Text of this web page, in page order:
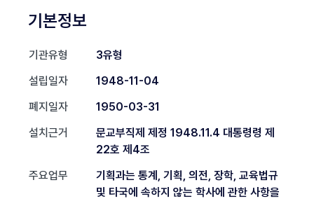
기본정보
기관유형
3유형
설립일자
1948-11-04
폐지일자
1950-03-31
설치근거
문교부직제 제정 1948.11.4 대통령령 제
22호 제4조
주요업무
기획과는 통계, 기획, 의전, 장학, 교육법규
및 타국에 속하지 않는 학사에 관한 사항을